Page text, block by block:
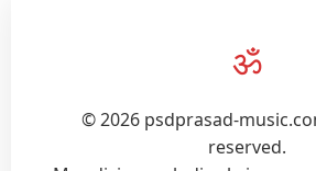
ॐ
© 2026 psdprasad-
reserved.